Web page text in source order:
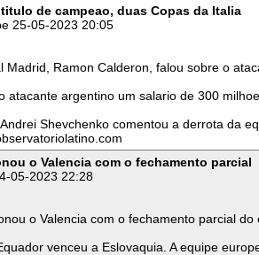
de campeao, duas Copas da Italia
25-05-2023 20:05
Madrid, Ramon Calderon, falou sobre o
atacante argentino um salario de 300
Shevchenko comentou a derrota da
o Valencia com o fechamento parcial
05-2023 22:28
o Valencia com o fechamento parcial
venceu a Eslovaquia. A equipe